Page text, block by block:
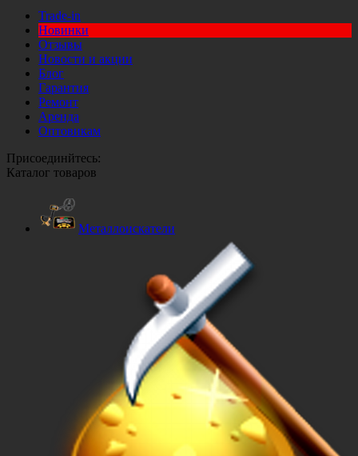
Trade-in
Новинки
Отзывы
Новости и акции
Блог
Гарантия
Ремонт
Аренда
Оптовикам
Присоединйтесь:
Каталог товаров
Металлоискатели